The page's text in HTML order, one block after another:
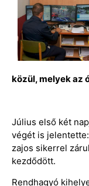
közül, melyek az
Július első két
végét is
zajos sikerrel
kezdődött.
Rendhagyó